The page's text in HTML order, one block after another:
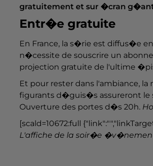
gratuitement et sur �cran
Entr�e gratuite
En France, la s�rie est diffus�e
n�cessite de souscrire un
projection gratuite de l'ultime
Et pour rester dans l'ambiance,
figurants d�guis�s assureront le
Ouverture des portes d�s 20h.
[scald=10672:full
L'affiche de la soir�e